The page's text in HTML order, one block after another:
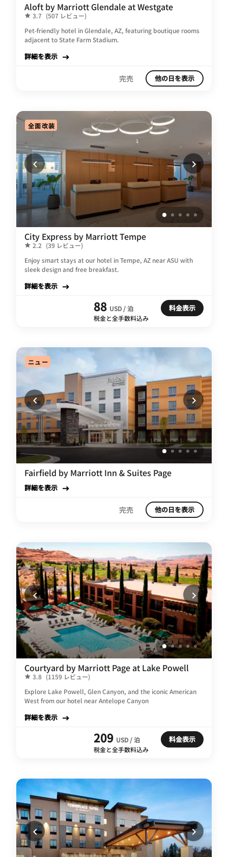
Aloft by Marriott Glendale at Westgate
3.7 (507 レビュー)
Pet-friendly hotel in Glendale, AZ, featuring boutique rooms
adjacent to State Farm Stadium.
詳細を表示
完売 他の日を表示
全面改装
City Express by Marriott Tempe
2.2 (39 レビュー)
Enjoy smart stays at our hotel in Tempe, AZ near ASU with
sleek design and free breakfast.
詳細を表示
88 USD / 泊
税金と全手数料込み
料金表示
ニュー
Fairfield by Marriott Inn & Suites Page
詳細を表示
完売 他の日を表示
Courtyard by Marriott Page at Lake Powell
3.8 (1159 レビュー)
Explore Lake Powell, Glen Canyon, and the iconic American
West from our hotel near Antelope Canyon
詳細を表示
209 USD / 泊
税金と全手数料込み
料金表示